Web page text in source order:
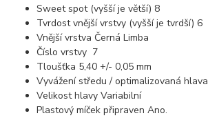
Sweet spot (vyšší je větší) 8
Tvrdost vnější vrstvy (vyšší je tvrdší) 6
Vnější vrstva Černá Limba
Číslo vrstvy 7
Tloušťka 5,40 +/- 0,05 mm
Vyvážení středu / optimalizovaná hlava
Velikost hlavy Variabilní
Plastový míček připraven Ano.